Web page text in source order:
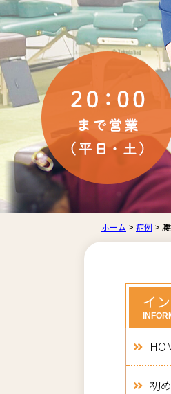
ホーム > 症例 >
イ
初